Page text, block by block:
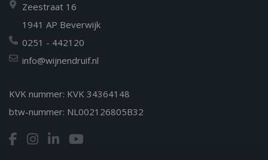
Zeestraat 16
1941 AP Beverwijk
0251 - 442120
info@wijnendruif.nl
KVK nummer: KVK 34364148
btw-nummer: NL002126805B32